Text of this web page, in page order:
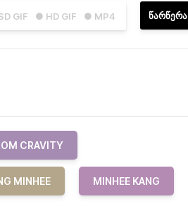
GIF ● HD GIF ● MP4 ᲬᲐᲠᲬᲔᲠᲐ
CRAVITY
MINHEE MINHEE KANG